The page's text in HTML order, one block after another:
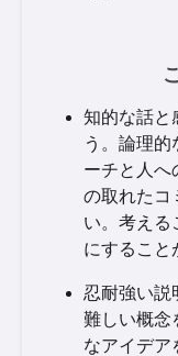
知的な話と
う。論理
ーチと人へ
の取れたコ
い。考える
にすること
忍耐強い説
難しい概念
なアイデア